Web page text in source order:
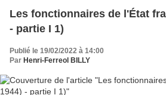
Les fonctionnaires de l'État
- partie I 1)
Publié le 19/02/2022 à 14:00
Par Henri-Ferreol BILLY